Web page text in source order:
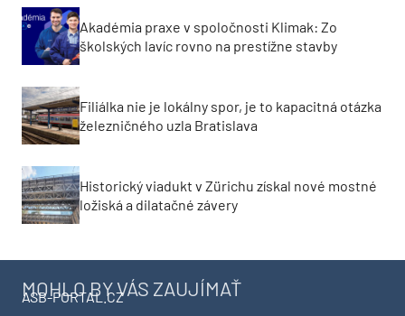
Akadémia praxe v spoločnosti Klimak: Zo
školských lavíc rovno na prestížne stavby
Filiálka nie je lokálny spor, je to kapacitná otázka
železničného uzla Bratislava
Historický viadukt v Zürichu získal nové mostné
ložiská a dilatačné závery
MOHLO BY VÁS ZAUJÍMAŤ
ASB-PORTAL.CZ